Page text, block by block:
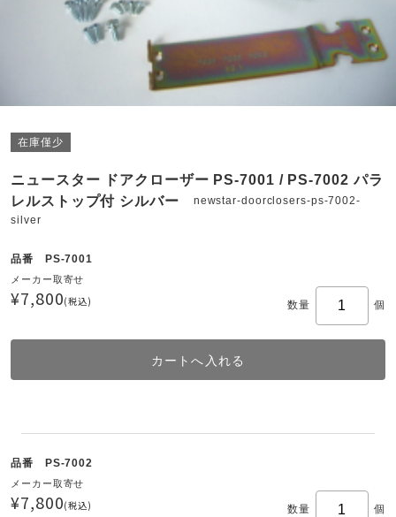
在庫僅少
ニュースター ドアクローザー PS-7001 / PS-7002 パラ
レルストップ付 シルバー
newstar-doorclosers-ps-7002-
silver
品番 PS-7001
メーカー取寄せ
¥7,800(税込) 数量 個
品番 PS-7002
メーカー取寄せ
¥7,800(税込) 数量 個